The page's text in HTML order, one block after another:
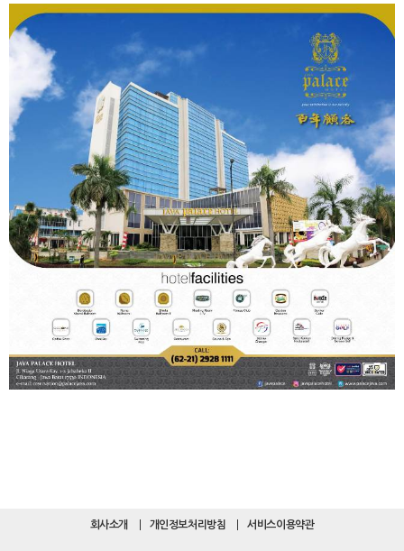
회사소개 개인정보처리방침 서비스이용약관